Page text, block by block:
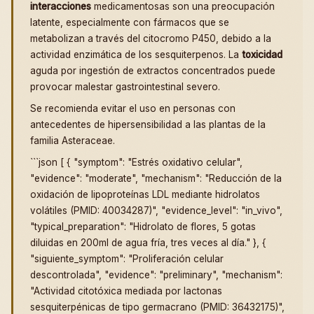
interacciones medicamentosas son una preocupación
latente, especialmente con fármacos que se
metabolizan a través del citocromo P450, debido a la
actividad enzimática de los sesquiterpenos. La toxicidad
aguda por ingestión de extractos concentrados puede
provocar malestar gastrointestinal severo.
Se recomienda evitar el uso en personas con
antecedentes de hipersensibilidad a las plantas de la
familia Asteraceae.
```json [ { "symptom": "Estrés oxidativo celular",
"evidence": "moderate", "mechanism": "Reducción de la
oxidación de lipoproteínas LDL mediante hidrolatos
volátiles (PMID: 40034287)", "evidence_level": "in_vivo",
"typical_preparation": "Hidrolato de flores, 5 gotas
diluidas en 200ml de agua fría, tres veces al día." }, {
"siguiente_symptom": "Proliferación celular
descontrolada", "evidence": "preliminary", "mechanism":
"Actividad citotóxica mediada por lactonas
sesquiterpénicas de tipo germacrano (PMID: 36432175)",